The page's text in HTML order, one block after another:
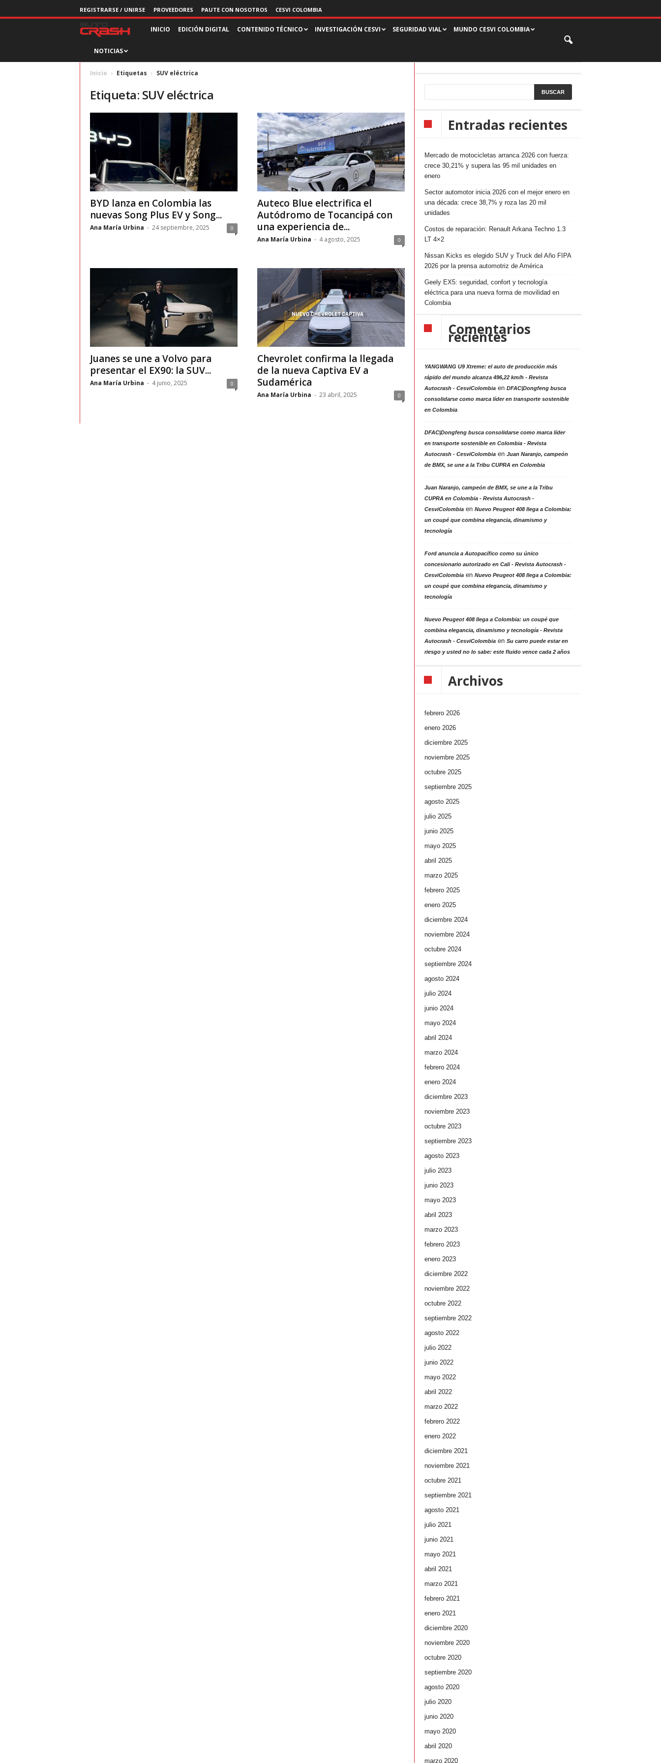
REGISTRARSE / UNIRSE PROVEEDORES PAUTE CON NOSOTROS CESVI COLOMBIA
v
i
A
u
c
a
–
INICIO EDICIÓN DIGITAL CONTENIDO TÉCNICO INVESTIGACIÓN CESVI SEGURIDAD VIAL MUNDO CESVI COLOMBIA
NOTICIAS
Inicio Etiquetas SUV eléctrica
Etiqueta: SUV eléctrica
BYD lanza en Colombia las
nuevas Song Plus EV y Song...
Ana María Urbina - 24 septiembre, 2025 0
Auteco Blue electrifica el
Autódromo de Tocancipá con
una experiencia de...
Ana María Urbina - 4 agosto, 2025 0
Juanes se une a Volvo para
presentar el EX90: la SUV...
Ana María Urbina - 4 junio, 2025 0
Chevrolet confirma la llegada
de la nueva Captiva EV a
Sudamérica
Ana María Urbina - 23 abril, 2025 0
Entradas recientes
Mercado de motocicletas arranca 2026 con fuerza:
crece 30,21% y supera las 95 mil unidades en
enero
Sector automotor inicia 2026 con el mejor enero en
una década: crece 38,7% y roza las 20 mil
unidades
Costos de reparación: Renault Arkana Techno 1.3
LT 4×2
Nissan Kicks es elegido SUV y Truck del Año FIPA
2026 por la prensa automotriz de América
Geely EX5: seguridad, confort y tecnología
eléctrica para una nueva forma de movilidad en
Colombia
Comentarios
recientes
YANGWANG U9 Xtreme: el auto de producción más
rápido del mundo alcanza 496,22 km/h - Revista
Autocrash - CesviColombiaen DFAC|Dongfeng busca
consolidarse como marca líder en transporte sostenible
en Colombia
DFAC|Dongfeng busca consolidarse como marca líder
en transporte sostenible en Colombia - Revista
Autocrash - CesviColombiaen Juan Naranjo, campeón
de BMX, se une a la Tribu CUPRA en Colombia
Juan Naranjo, campeón de BMX, se une a la Tribu
CUPRA en Colombia - Revista Autocrash -
CesviColombiaen Nuevo Peugeot 408 llega a Colombia:
un coupé que combina elegancia, dinamismo y
tecnología
Ford anuncia a Autopacífico como su único
concesionario autorizado en Cali - Revista Autocrash -
CesviColombiaen Nuevo Peugeot 408 llega a Colombia:
un coupé que combina elegancia, dinamismo y
tecnología
Nuevo Peugeot 408 llega a Colombia: un coupé que
combina elegancia, dinamismo y tecnología - Revista
Autocrash - CesviColombiaen Su carro puede estar en
riesgo y usted no lo sabe: este fluido vence cada 2 años
Archivos
febrero 2026
enero 2026
diciembre 2025
noviembre 2025
octubre 2025
septiembre 2025
agosto 2025
julio 2025
junio 2025
mayo 2025
abril 2025
marzo 2025
febrero 2025
enero 2025
diciembre 2024
noviembre 2024
octubre 2024
septiembre 2024
agosto 2024
julio 2024
junio 2024
mayo 2024
abril 2024
marzo 2024
febrero 2024
enero 2024
diciembre 2023
noviembre 2023
octubre 2023
septiembre 2023
agosto 2023
julio 2023
junio 2023
mayo 2023
abril 2023
marzo 2023
febrero 2023
enero 2023
diciembre 2022
noviembre 2022
octubre 2022
septiembre 2022
agosto 2022
julio 2022
junio 2022
mayo 2022
abril 2022
marzo 2022
febrero 2022
enero 2022
diciembre 2021
noviembre 2021
octubre 2021
septiembre 2021
agosto 2021
julio 2021
junio 2021
mayo 2021
abril 2021
marzo 2021
febrero 2021
enero 2021
diciembre 2020
noviembre 2020
octubre 2020
septiembre 2020
agosto 2020
julio 2020
junio 2020
mayo 2020
abril 2020
marzo 2020